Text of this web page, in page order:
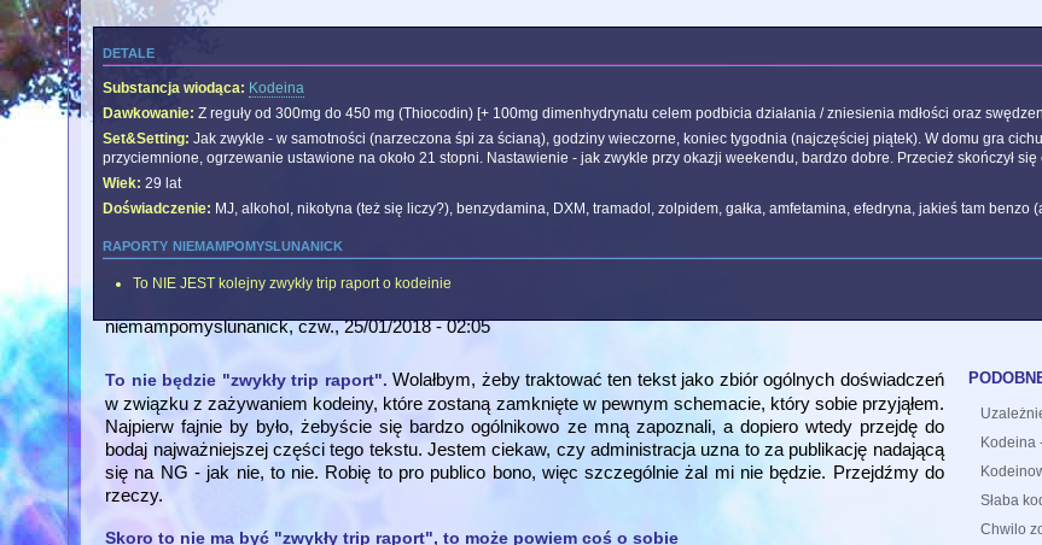
detale
Substancja wiodąca: Kodeina
Dawkowanie: Z reguły od 300mg do 450 mg (Thiocodin) [+ 100mg dimenhydrynatu celem podbicia działania / zniesienia mdłości oraz
Set&Setting: Jak zwykle - w samotności (narzeczona śpi za ścianą), godziny wieczorne, koniec tygodnia (najczęściej piątek). W domu gra
przyciemnione, ogrzewanie ustawione na około 21 stopni. Nastawienie - jak zwykle przy okazji weekendu, bardzo dobre. Przecież skończył się
Wiek: 29 lat
Doświadczenie: MJ, alkohol, nikotyna (też się liczy?), benzydamina, DXM, tramadol, zolpidem, gałka, amfetamina, efedryna, jakieś tam benzo
raporty niemampomyslunanick
To NIE JEST kolejny zwykły trip raport o kodeinie
niemampomyslunanick, czw., 25/01/2018 - 02:05
Kodeina
Słaba
Chwilo
To nie będzie "zwykły trip raport".Wolałbym, żeby traktować ten tekst jako zbiór ogólnych doświadczeń
w związku z zażywaniem kodeiny, które zostaną zamknięte w pewnym schemacie, który sobie przyjąłem.
Najpierw fajnie by było, żebyście się bardzo ogólnikowo ze mną zapoznali, a dopiero wtedy przejdę do
bodaj najważniejszej części tego tekstu. Jestem ciekaw, czy administracja uzna to za publikację nadającą
się na NG - jak nie, to nie. Robię to pro publico bono, więc szczególnie żal mi nie będzie. Przejdźmy do
rzeczy.
Skoro to nie ma być "zwykły trip raport", to może powiem coś o sobie